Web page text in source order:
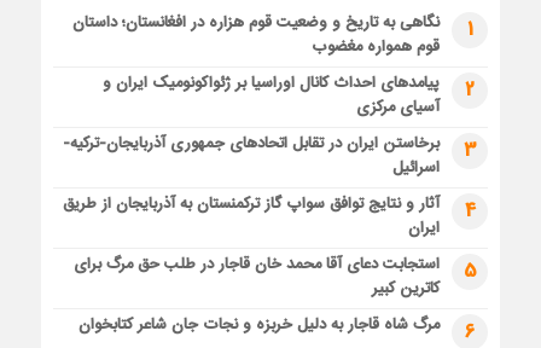
1
نگاهی به تاریخ و وضعیت قوم هزاره در افغانستان؛ داستان
قوم همواره مغضوب
2
پیامدهای احداث کانال اوراسیا بر ژئواکونومیک ایران و
آسیای مرکزی
3
برخاستن ایران در تقابل اتحادهای جمهوری آذربایجان-ترکیه-
اسرائیل
4
آثار و نتایج توافق سواپ گاز ترکمنستان به آذربایجان از طریق
ایران
5
استجابت دعای آقا محمد خان قاجار در طلب حق مرگ برای
کاترین کبیر
6 مرگ شاه قاجار به دلیل خربزه و نجات جان شاعر کتابخوان